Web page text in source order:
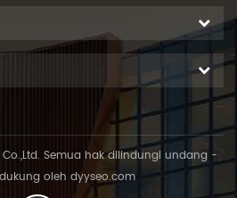
Semua hak dilindungi undang -
oleh dyyseo.com